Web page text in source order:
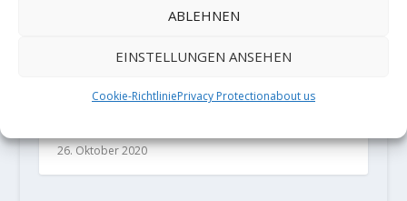
ABLEHNEN
EINSTELLUNGEN ANSEHEN
Cookie-RichtliniePrivacy Protectionabout us
Moritz Perwitzschky klettert "The
26. Oktober 2020